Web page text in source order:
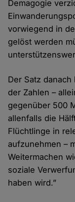
Demagogie
vorwiegend in
gelöst werden
Der Satz danach
der Zahlen –
gegenüber 500
allenfalls die
Flüchtlinge in
aufzunehmen –
Weitermachen
soziale
haben wird.”